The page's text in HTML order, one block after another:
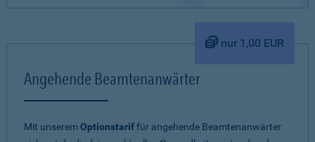
nur 1,00 EUR
Angehende Beamtenanwärter
Mit unseremOptionstariffür angehende Beamtenanwärter